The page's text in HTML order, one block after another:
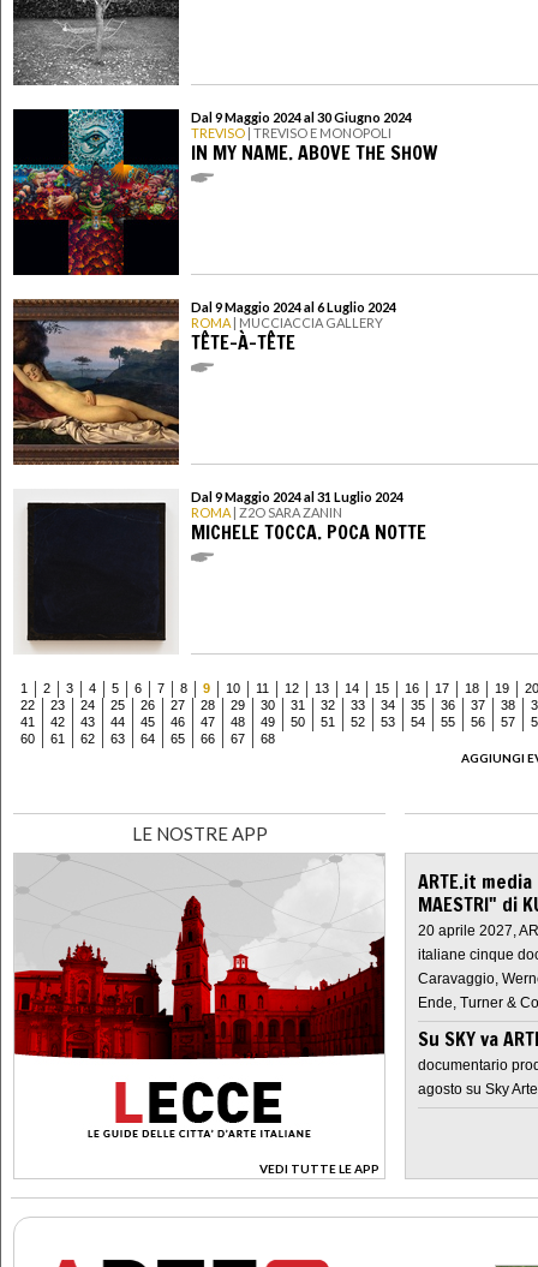
Dal 9 Maggio 2024 al 30 Giugno 2024
TREVISO | TREVISO E MONOPOLI
IN MY NAME. ABOVE THE SHOW
Dal 9 Maggio 2024 al 6 Luglio 2024
ROMA | MUCCIACCIA GALLERY
TÊTE-À-TÊTE
Dal 9 Maggio 2024 al 31 Luglio 2024
ROMA | Z2O SARA ZANIN
MICHELE TOCCA. POCA NOTTE
1 2 3 4 5 6 7 8 9 10 11 12 13 14 15 16 17 18 19
20
22
23 24 25 26 27 28 29 30 31 32 33 34 35 36 37 38
41
42 43 44 45 46 47 48 49 50 51 52 53 54 55 56 57
60
61 62 63 64 65 66 67
68
AGGIUNGI
LE NOSTRE APP
VEDI TUTTE LE APP
>
ARTE.it
MAESTRI" di
20 aprile 2027,
italiane cinque
Caravaggio,
Ende, Turner &
Su SKY va
documentario
agosto su Sky Arte